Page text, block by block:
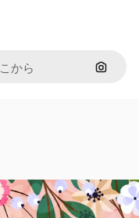
画像で